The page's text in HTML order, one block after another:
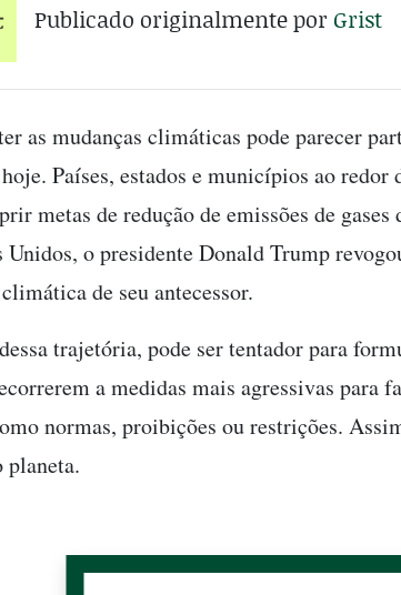
Publicado originalmente por Grist
as mudanças climáticas pode parecer
Países, estados e municípios ao redor
metas de redução de emissões de gases
Unidos, o presidente Donald Trump
de seu antecessor.
trajetória, pode ser tentador para
a medidas mais agressivas para
normas, proibições ou restrições.
planeta.